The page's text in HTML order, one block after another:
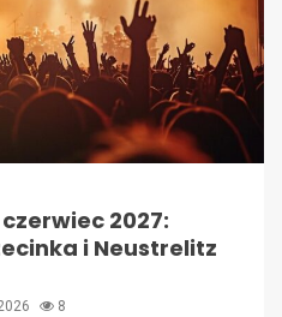
2027:
i Neustrelitz
8